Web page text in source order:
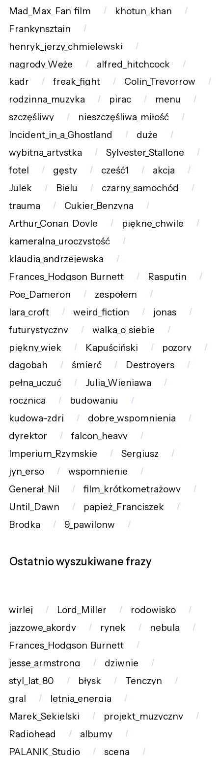
Mad_Max_Fan_film
khotun_khan
Frankynsztajn
henryk_jerzy_chmielewski
nagrody_Węże
alfred_hitchcock
kadr
freak_fight
Colin_Trevorrow
rodzinna_muzyka
pirac
menu
szczęśliwy
nieszczęśliwa_miłość
Incident_in_a_Ghostland
duże
wybitna_artystka
Sylvester_Stallone
fotel
gęsty cześć1
akcja
Julek
Bielu
czarny_samochód
trauma
Cukier_Benzyna
Arthur_Conan_Doyle
piękne_chwile
kameralna_uroczystość
klaudia_andrzejewska
Frances_Hodgson_Burnett
Rasputin
Poe_Dameron
zespołem
lara_croft
weird_fiction
jonas
futurystyczny
walka_o_siebie
piękny_wiek
Kapuściński
pozory
dagobah
śmierć
Destroyers
pełna_uczuć
Julia_Wieniawa
rocznica
budowaniu
kudowa-zdrj
dobre_wspomnienia
dyrektor
falcon_heavy
Imperium_Rzymskie
Sergiusz
jyn_erso
wspomnienie
Generał_Nil
film_krótkometrażowy
Until_Dawn
papież_Franciszek
Brodka
9_pawilonw
Ostatnio wyszukiwane frazy
wirlej Lord_Miller
rodowisko
jazzowe_akordy
rynek
nebula
Frances_Hodgson_Burnett
jesse_armstrong
dziwnie
styl_lat_80
błysk
Tenczyn
gral
letnia_energia
Marek_Sekielski
projekt_muzyczny
Radiohead
albumy
PALANIK_Studio
scena